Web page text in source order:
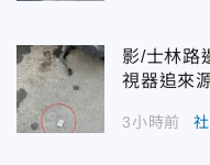
影/士林路
視器追來
3小時前